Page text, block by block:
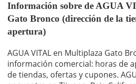
Información sobre de AGUA
Gato Bronco (dirección de la
apertura)
AGUA VITAL en Multiplaza Gato
información comercial: horas de
de tiendas, ofertas y cupones.